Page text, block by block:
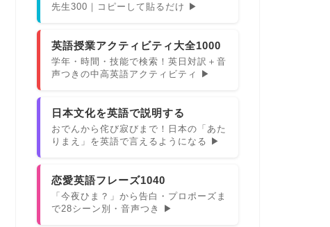
先生300｜コピーして貼るだけ ▶
英語授業アクティビティ大全1000
学年・時間・技能で検索！英日対訳＋音
声つきの中高英語アクティビティ ▶
日本文化を英語で説明する
おでんから侘び寂びまで！日本の「あた
りまえ」を英語で言えるようになる ▶
恋愛英語フレーズ1040
「今夜ひま？」から告白・プロポーズま
で28シーン別・音声つき ▶